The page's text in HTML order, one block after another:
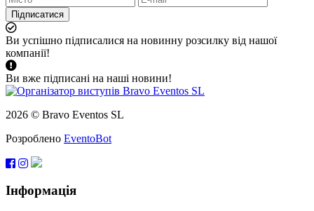
Підписатися
Ви успішно підписалися на новинну розсилку від нашої
компанії!
Ви вже підписані на наші новини!
2026 © Bravo Eventos SL
Розроблено EventoBot
Інформація